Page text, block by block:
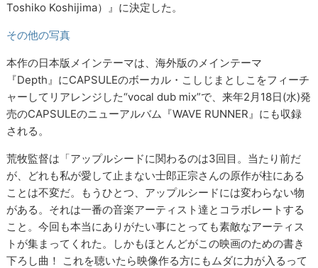
Toshiko Koshijima）』に決定した。
その他の写真
本作の日本版メインテーマは、海外版のメインテーマ
『Depth』にCAPSULEのボーカル・こしじまとしこをフィーチ
ャーしてリアレンジした“vocal dub mix”で、来年2月18日(水)発
売のCAPSULEのニューアルバム『WAVE RUNNER』にも収録
される。
荒牧監督は「アップルシードに関わるのは3回目。当たり前だ
が、どれも私が愛して止まない士郎正宗さんの原作が柱にある
ことは不変だ。もうひとつ、アップルシードには変わらない物
がある。それは一番の音楽アーティスト達とコラボレートする
こと。今回も本当にありがたい事にとっても素敵なアーティス
トが集まってくれた。しかもほとんどがこの映画のための書き
下ろし曲！ これを聴いたら映像作る方にもムダに力が入るって